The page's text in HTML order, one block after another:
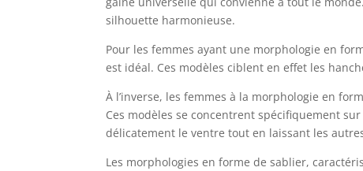
silhouette harmonieuse.
Pour les femmes ayant une morphologie en
est idéal. Ces modèles ciblent en effet les
À l’inverse, les femmes à la morphologie en
Ces modèles se concentrent spécifiquement
délicatement le ventre tout en laissant les
Les morphologies en forme de sablier,